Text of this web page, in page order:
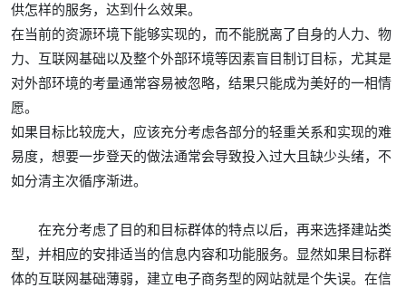
供怎样的服务，达到什么效果。
在当前的资源环境下能够实现的，而不能脱离了自身的人力、物
力、互联网基础以及整个外部环境等因素盲目制订目标，尤其是
对外部环境的考量通常容易被忽略，结果只能成为美好的一相情
愿。
如果目标比较庞大，应该充分考虑各部分的轻重关系和实现的难
易度，想要一步登天的做法通常会导致投入过大且缺少头绪，不
如分清主次循序渐进。
在充分考虑了目的和目标群体的特点以后，再来选择建站类
型，并相应的安排适当的信息内容和功能服务。显然如果目标群
体的互联网基础薄弱，建立电子商务型的网站就是个失误。在信